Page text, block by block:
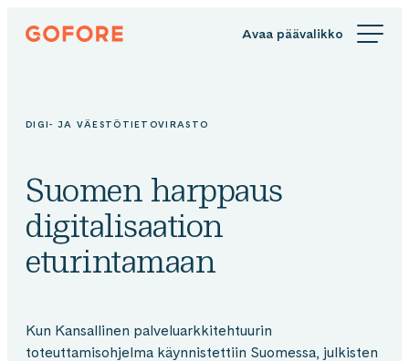
Siirry
suoraan
Gofore
knowledge
DIGI- JA VÄESTÖTIETOVIRASTO
Suomen harppaus
digitalisaation
eturintamaan
Kun Kansallinen palveluarkkitehtuurin
toteuttamisohjelma käynnistettiin Suomessa, julkisten